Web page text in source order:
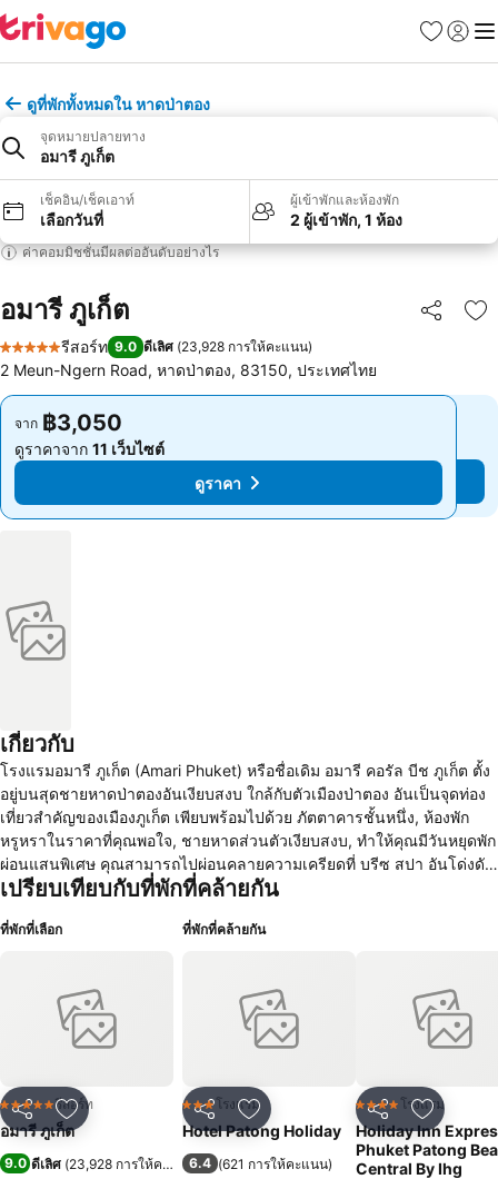
รายการโป
เข้าสู่ร
เมนู
ดูที่พักทั้งหมดใน หาดป่าตอง
จุดหมายปลายทาง
อมารี ภูเก็ต
เช็คอิน/เช็คเอาท์
เลือกวันที่
ผู้เข้าพักและห้องพัก
2 ผู้เข้าพัก, 1 ห้อง
ค่าคอมมิชชั่นมีผลต่ออันดับอย่างไร
อมารี ภูเก็ต แชร์
เ
5 ดาว
รีสอร์ท 9.0 ดีเลิศ (23,928 การให้คะแนน)
2 Meun-Ngern Road, หาดป่าตอง, 83150, ประเทศไทย
จาก ฿3,050
ดูราคาจาก 11 เว็บไซต์
ดูราคา
จาก ฿3,050
ดูราคาจาก 11 เว็บไซต์
ดูราคา
เกี่ยวกับ
โรงแรมอมารี ภูเก็ต (Amari Phuket) หรือชื่อเดิม อมารี คอรัล บีช ภูเก็ต ตั้ง
อยู่บนสุดชายหาดป่าตองอันเงียบสงบ ใกล้กับตัวเมืองป่าตอง อันเป็นจุดท่อง
เที่ยวสำคัญของเมืองภูเก็ต เพียบพร้อมไปด้วย ภัตตาคารชั้นหนึ่ง, ห้องพัก
หรูหราในราคาที่คุณพอใจ, ชายหาดส่วนตัวเงียบสงบ, ทำให้คุณมีวันหยุดพัก
ผ่อนแสนพิเศษ คุณสามารถไปผ่อนคลายความเครียดที่ บรีซ สปา อันโด่งดัง
ซึ่งให้บริการ สปา ทรีทเม้นท์ และนวดผ่อนคลาย ให้รางวัลตัวคุณเอง และ
เปรียบเทียบกับที่พักที่คล้ายกัน
ที่พักที่เลือก
แชร์ เพิ่มในรายการโปรด
5 ดาว รีสอร์ท
อมารี ภูเก็ต
9.0 ดีเลิศ (23,928 การให้คะแนน)
ที่พักที่คล้ายกัน
แชร์ เพิ่มในรายการโปรด
3 ดาวโรงแรม
Hotel Patong Holiday
6.4 (621 การให้คะแนน)
แชร์ เพิ่มในรา
4 ดาว โรงแรม
Holiday Inn
Phuket Patong
Central By Ihg